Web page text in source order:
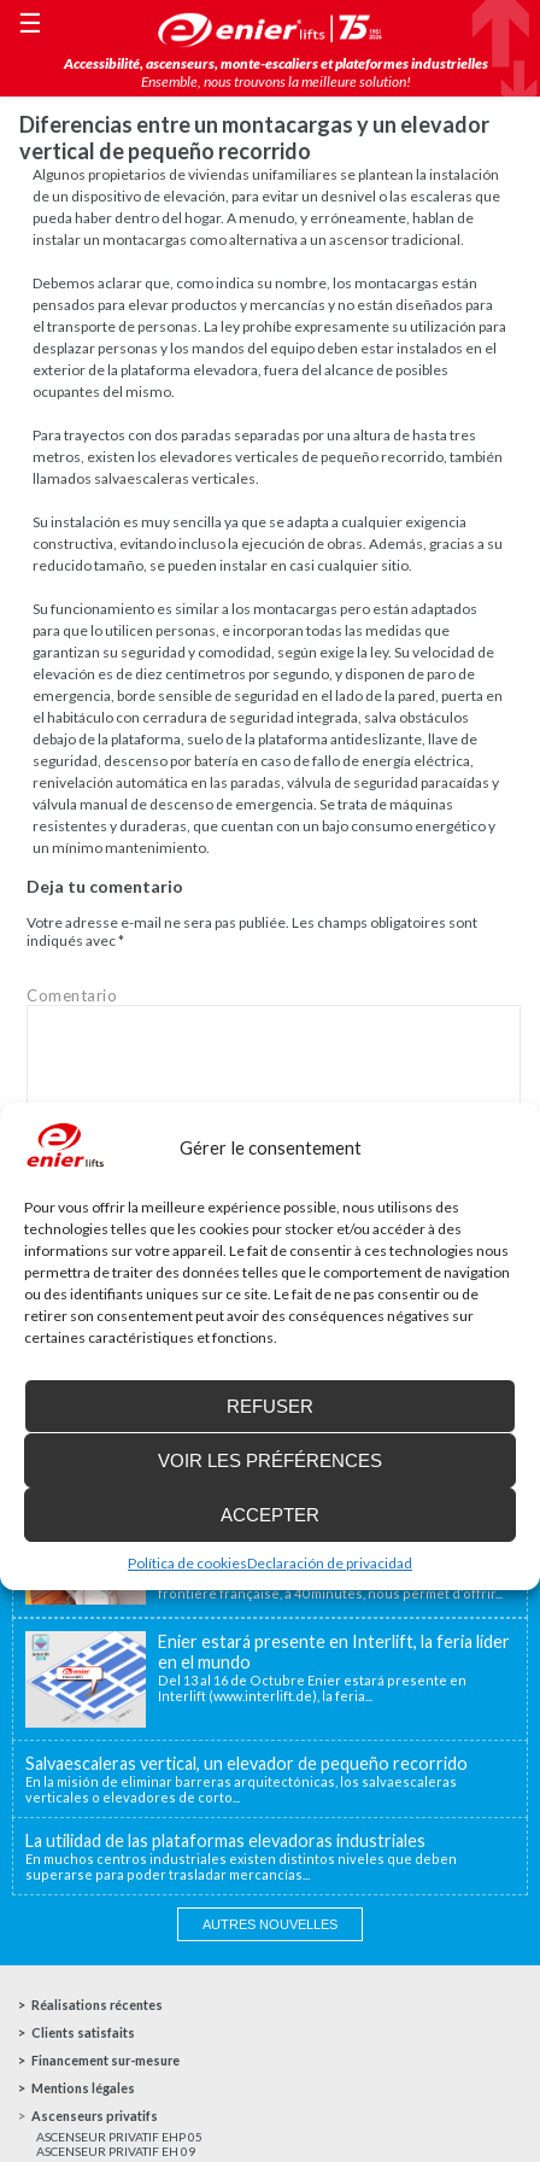
Gérer le consentement
Pour vous offrir la meilleure expérience possible, nous utilisons des
technologies telles que les cookies pour stocker et/ou accéder à des
informations sur votre appareil. Le fait de consentir à ces technologies nous
permettra de traiter des données telles que le comportement de navigation
ou des identifiants uniques sur ce site. Le fait de ne pas consentir ou de
retirer son consentement peut avoir des conséquences négatives sur
certaines caractéristiques et fonctions.
ACCEPTER
REFUSER
VOIR LES PRÉFÉRENCES
Política de cookiesDeclaración de privacidad
Accessibilité, ascenseurs, monte-escaliers et plateformes industrielles
Ensemble, nous trouvons la meilleure solution!
☰
Diferencias entre un montacargas y un elevador
vertical de pequeño recorrido
Algunos propietarios de viviendas unifamiliares se plantean la instalación
de un dispositivo de elevación, para evitar un desnivel o las escaleras que
pueda haber dentro del hogar. A menudo, y erróneamente, hablan de
instalar un montacargas como alternativa a un ascensor tradicional.
Debemos aclarar que, como indica su nombre, los montacargas están
pensados para elevar productos y mercancías y no están diseñados para
el transporte de personas. La ley prohíbe expresamente su utilización para
desplazar personas y los mandos del equipo deben estar instalados en el
exterior de la plataforma elevadora, fuera del alcance de posibles
ocupantes del mismo.
Para trayectos con dos paradas separadas por una altura de hasta tres
metros, existen los elevadores verticales de pequeño recorrido, también
llamados salvaescaleras verticales.
Su instalación es muy sencilla ya que se adapta a cualquier exigencia
constructiva, evitando incluso la ejecución de obras. Además, gracias a su
reducido tamaño, se pueden instalar en casi cualquier sitio.
Su funcionamiento es similar a los montacargas pero están adaptados
para que lo utilicen personas, e incorporan todas las medidas que
garantizan su seguridad y comodidad, según exige la ley. Su velocidad de
elevación es de diez centímetros por segundo, y disponen de paro de
emergencia, borde sensible de seguridad en el lado de la pared, puerta en
el habitáculo con cerradura de seguridad integrada, salva obstáculos
debajo de la plataforma, suelo de la plataforma antideslizante, llave de
seguridad, descenso por batería en caso de fallo de energía eléctrica,
renivelación automática en las paradas, válvula de seguridad paracaídas y
válvula manual de descenso de emergencia. Se trata de máquinas
resistentes y duraderas, que cuentan con un bajo consumo energético y
un mínimo mantenimiento.
Deja tu comentario
Votre adresse e-mail ne sera pas publiée. Les champs obligatoires sont
indiqués avec*
Comentario
Nom*
Site web
Accessibilité Blog
Nous installons des plates-formes élévatrices
pour les personnes à mobilité réduite, y
compris en France
frontière française, à 40 minutes, nous permet d’offrir...
Enier estará presente en Interlift, la feria líder
en el mundo
Del 13 al 16 de Octubre Enier estará presente en
Interlift (www.interlift.de), la feria...
Salvaescaleras vertical, un elevador de pequeño recorrido
En la misión de eliminar barreras arquitectónicas, los salvaescaleras
verticales o elevadores de corto...
La utilidad de las plataformas elevadoras industriales
En muchos centros industriales existen distintos niveles que deben
superarse para poder trasladar mercancías...
AUTRES NOUVELLES
Réalisations récentes
Clients satisfaits
Financement sur-mesure
Mentions légales
Ascenseurs privatifs
ASCENSEUR PRIVATIF EHP 05
ASCENSEUR PRIVATIF EH 09